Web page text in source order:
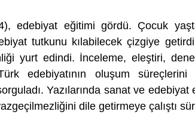
edebiyat eğitimi gördü. Çocuk
tutkunu kılabilecek çizgiye
yurt edindi. İnceleme, eleştiri,
edebiyatının oluşum süreçlerini
Yazılarında sanat ve
dile getirmeye çalıştı